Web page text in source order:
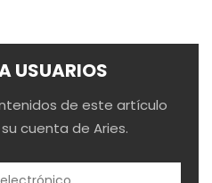
USUARIOS
de este artículo
cuenta de Aries.